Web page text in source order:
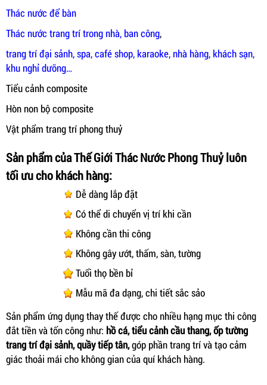
Thác nước để bàn
Thác nước trang trí trong nhà, ban công,
trang trí đại sảnh, spa, café shop, karaoke, nhà hàng, khách sạn,
khu nghỉ dưỡng…
Tiểu cảnh composite
Hòn non bộ composite
Vật phẩm trang trí phong thuỷ
Sản phẩm của Thế Giới Thác Nước Phong Thuỷ luôn
tối ưu cho khách hàng:
Dễ dàng lắp đặt
Có thể di chuyển vị trí khi cần
Không cần thi công
Không gây ướt, thấm, sàn, tường
Tuổi thọ bền bỉ
Mẫu mã đa dạng, chi tiết sắc sảo
Sản phẩm ứng dụng thay thế được cho nhiều hạng mục thi công
đắt tiền và tốn công như: hồ cá, tiểu cảnh cầu thang, ốp tường
trang trí đại sảnh, quầy tiếp tân,góp phần trang trí và tạo cảm
giác thoải mái cho không gian của quí khách hàng.